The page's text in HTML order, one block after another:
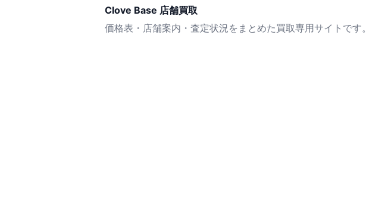
Clove Base 店舗買取
価格表・店舗案内・査定状況をまとめた買取専用サイトです。